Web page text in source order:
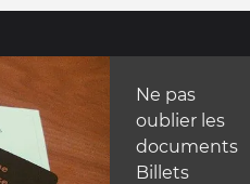
Ne pas
oublier les
documents
Billets